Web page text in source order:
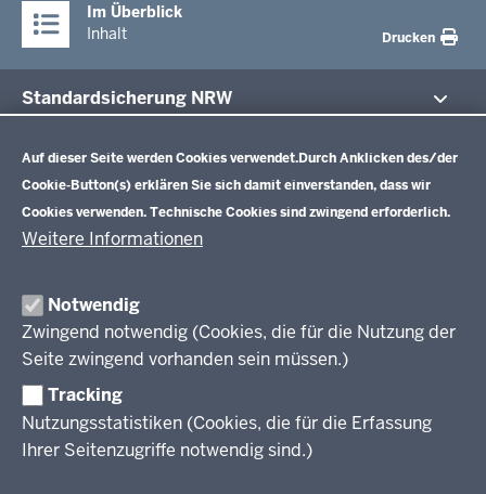
Auf dieser Seite werden Cookies verwendet.Durch Anklicken des/der
Cookie-Button(s) erklären Sie sich damit einverstanden, dass wir
Cookies verwenden. Technische Cookies sind zwingend erforderlich.
Weitere Informationen
Notwendig
Zwingend notwendig (Cookies, die für die Nutzung der
Seite zwingend vorhanden sein müssen.)
Tracking
Nutzungsstatistiken (Cookies, die für die Erfassung
Ihrer Seitenzugriffe notwendig sind.)
Im Überblick
Inhalt
Drucken
Standardsicherung NRW
Zentrale Prüfungen 10
Übersicht
Fächer
Termine
Ergebnisberichte
Weitere Dokumente
Fragen und Antworten
Zentrale Klausuren Einführungsphase
Fächer
Aufgaben der letzten Jahre
Rechtsgrundlagen
Übersicht
Fächer
Prüfungsaufgaben
Rechtsgrundlagen
Termine
Ergebnisberichte
Zentralabitur Berufliches Gymnasium
Übersicht
Bildungsgänge
Fächer
Zentralabitur WbK
Übersicht